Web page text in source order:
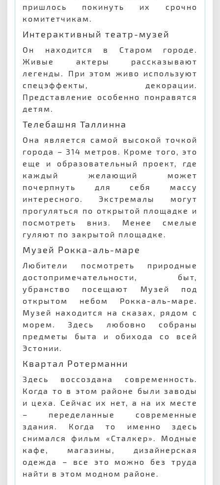
пришлось покинуть их срочно
комитетчикам.
Интерактивный театр-музей
Он находится в Старом городе.
Живые актеры рассказывают
легенды. При этом живо используют
спецэффекты, декорации.
Представление особенно понравятся
детям.
Телебашня Таллинна
Она является самой высокой точкой
города – 314 метров. Кроме того, это
еще и образовательный проект, где
каждый желающий может
почерпнуть для себя массу
интересного. Экстремалы могут
прогуляться по открытой площадке и
посмотреть вниз. Менее смелые
гуляют по закрытой площадке.
Музей Рокка-аль-маре
Любители посмотреть природные
достопримечательности, быт,
убранство посещают Музей под
открытом небом Рокка-аль-маре.
Музей находится на сказах, рядом с
морем. Здесь любовно собраны
предметы быта и обихода со всей
Эстонии.
Квартал Ротерманни
Здесь воссоздана современность.
Когда то в этом районе были заводы
и цеха. Сейчас их нет, а на их месте
– переделанные современные
здания. Когда то именно здесь
снимался фильм «Сталкер». Модные
кафе, магазины, дизайнерская
одежда – все это можно без труда
найти в этом модном районе.